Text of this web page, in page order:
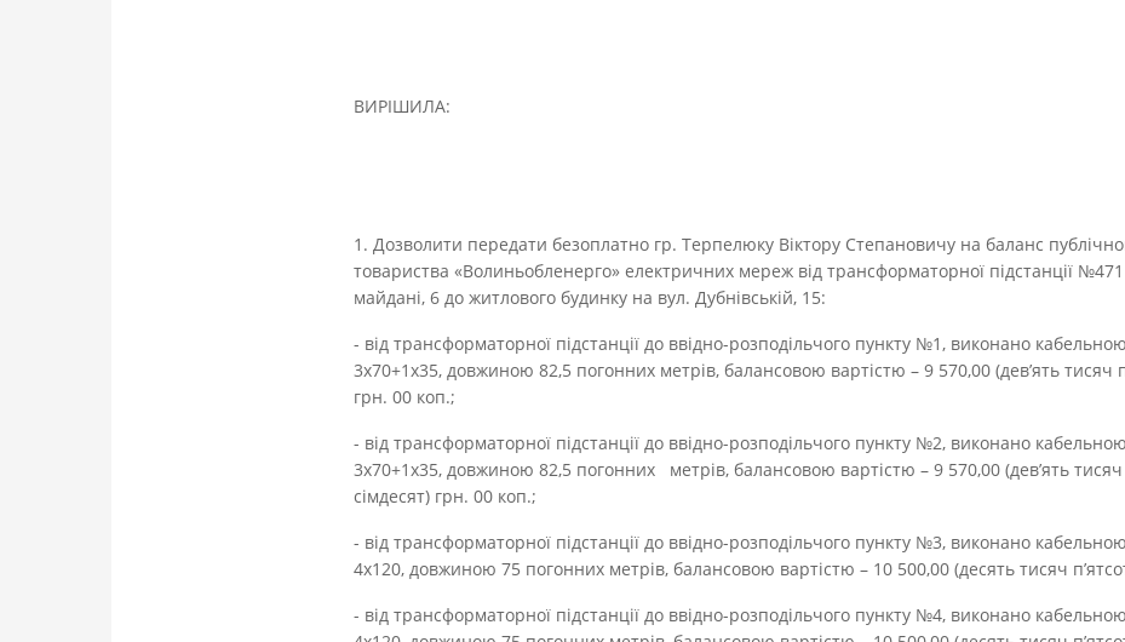
ВИРІШИЛА:
1. Дозволити передати безоплатно гр. Терпелюку Віктору Степановичу на баланс
товариства «Волиньобленерго» електричних мереж від трансформаторної підстанції
майдані, 6 до житлового будинку на вул. Дубнівській, 15:
- від трансформаторної підстанції до ввідно-розподільчого пункту №1, виконано
3х70+1х35, довжиною 82,5 погонних метрів, балансовою вартістю – 9 570,00 (дев’ять тисяч
грн. 00 коп.;
- від трансформаторної підстанції до ввідно-розподільчого пункту №2, виконано
3х70+1х35, довжиною 82,5 погонних метрів, балансовою вартістю – 9 570,00 (дев’ять
сімдесят) грн. 00 коп.;
- від трансформаторної підстанції до ввідно-розподільчого пункту №3, виконано
4х120, довжиною 75 погонних метрів, балансовою вартістю – 10 500,00 (десять тисяч
- від трансформаторної підстанції до ввідно-розподільчого пункту №4, виконано